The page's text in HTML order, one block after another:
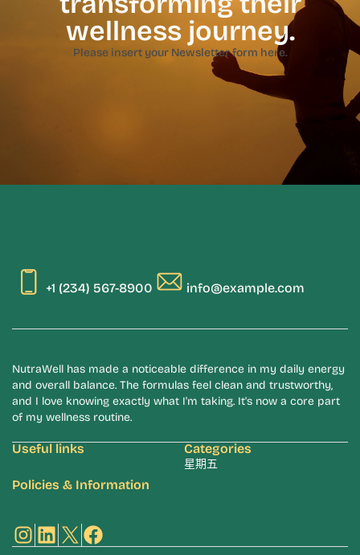
wellness journey.
Please insert your Newsletter form here.
+1 (234) 567-8900 info@example.com
NutraWell has made a noticeable difference in my daily energy
and overall balance. The formulas feel clean and trustworthy,
and I love knowing exactly what I'm taking. It's now a core part
of my wellness routine.
Useful links Categories
星期五
Policies & Information
Instagram
LinkedIn
X Facebook